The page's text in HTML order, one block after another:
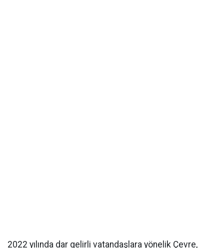
2022 yılında dar gelirli vatandaşlara yönelik Çevre,